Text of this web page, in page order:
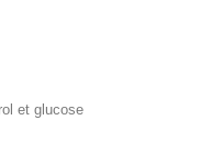
et glucose